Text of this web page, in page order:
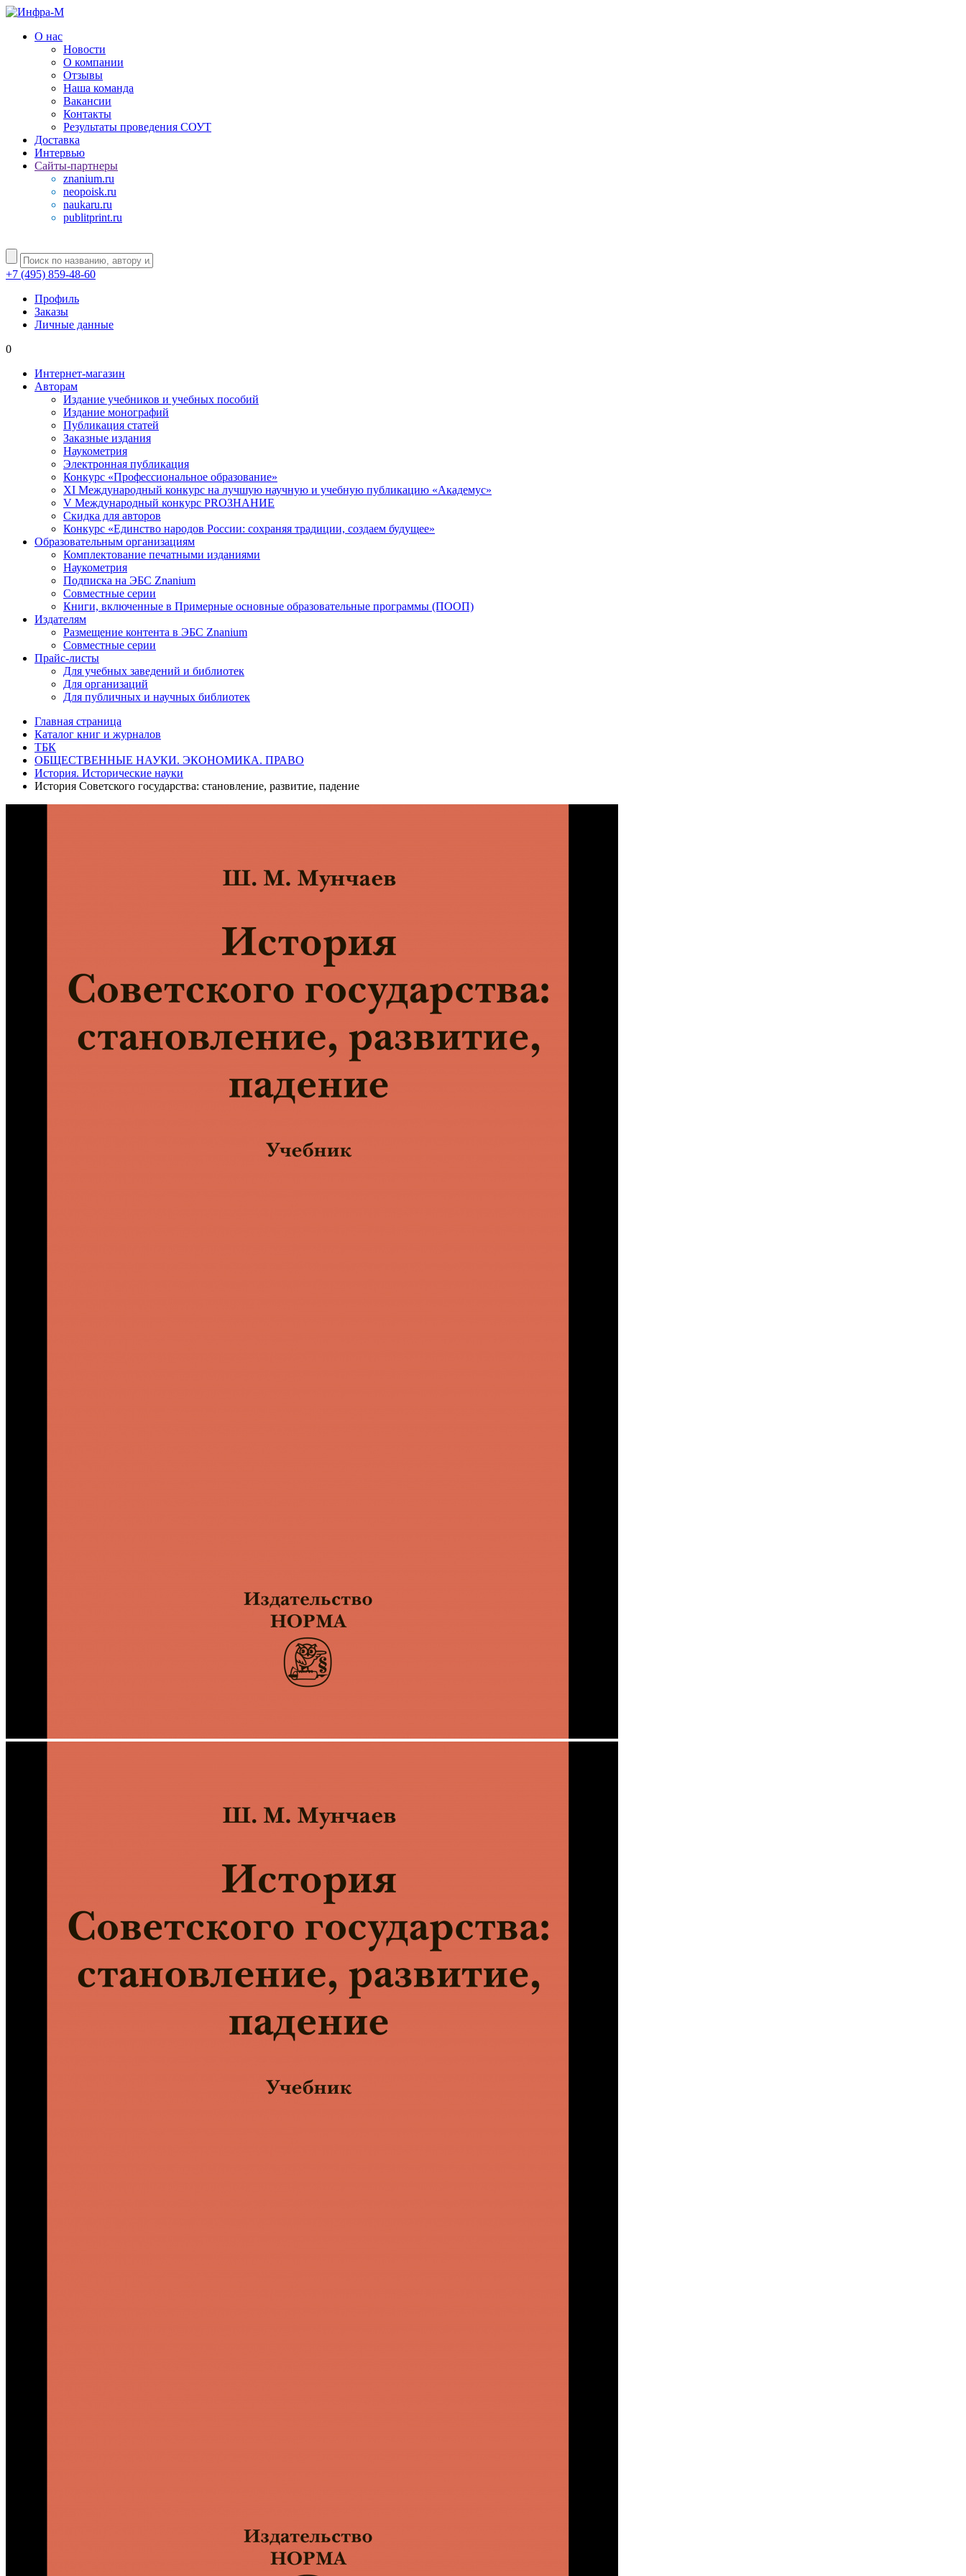
О нас
Новости
О компании
Отзывы
Наша команда
Вакансии
Контакты
Результаты проведения СОУТ
Доставка
Интервью
Сайты-партнеры
znanium.ru
neopoisk.ru
naukaru.ru
publitprint.ru
+7 (495) 859-48-60
Профиль
Заказы
Личные данные
0
Интернет-магазин
Авторам
Издание учебников и учебных пособий
Издание монографий
Публикация статей
Заказные издания
Наукометрия
Электронная публикация
Конкурс «Профессиональное образование»
XI Международный конкурс на лучшую научную и учебную публикацию «Академус»
V Международный конкурс PROЗНАНИЕ
Скидка для авторов
Конкурс «Единство народов России: сохраняя традиции, создаем будущее»
Образовательным организациям
Комплектование печатными изданиями
Наукометрия
Подписка на ЭБС Znanium
Совместные серии
Книги, включенные в Примерные основные образовательные программы (ПООП)
Издателям
Размещение контента в ЭБС Znanium
Совместные серии
Прайс-листы
Для учебных заведений и библиотек
Для организаций
Для публичных и научных библиотек
Главная страница
Каталог книг и журналов
ТБК
ОБЩЕСТВЕННЫЕ НАУКИ. ЭКОНОМИКА. ПРАВО
История. Исторические науки
История Советского государства: становление, развитие, падение